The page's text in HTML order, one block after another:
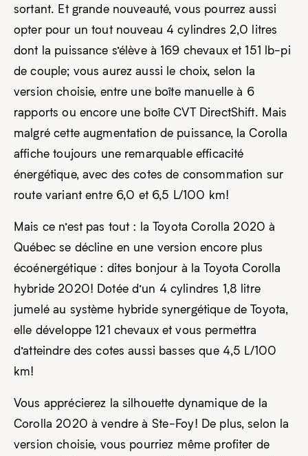
sortant. Et grande nouveauté, vous pourrez aussi
opter pour un tout nouveau 4 cylindres 2,0 litres
dont la puissance s’élève à 169 chevaux et 151 lb-pi
de couple; vous aurez aussi le choix, selon la
version choisie, entre une boîte manuelle à 6
rapports ou encore une boîte CVT DirectShift. Mais
malgré cette augmentation de puissance, la Corolla
affiche toujours une remarquable efficacité
énergétique, avec des cotes de consommation sur
route variant entre 6,0 et 6,5 L/100 km!
Mais ce n’est pas tout : la Toyota Corolla 2020 à
Québec se décline en une version encore plus
écoénergétique : dites bonjour à la Toyota Corolla
hybride 2020! Dotée d’un 4 cylindres 1,8 litre
jumelé au système hybride synergétique de Toyota,
elle développe 121 chevaux et vous permettra
d’atteindre des cotes aussi basses que 4,5 L/100
km!
Vous apprécierez la silhouette dynamique de la
Corolla 2020 à vendre à Ste-Foy! De plus, selon la
version choisie, vous pourriez même profiter de